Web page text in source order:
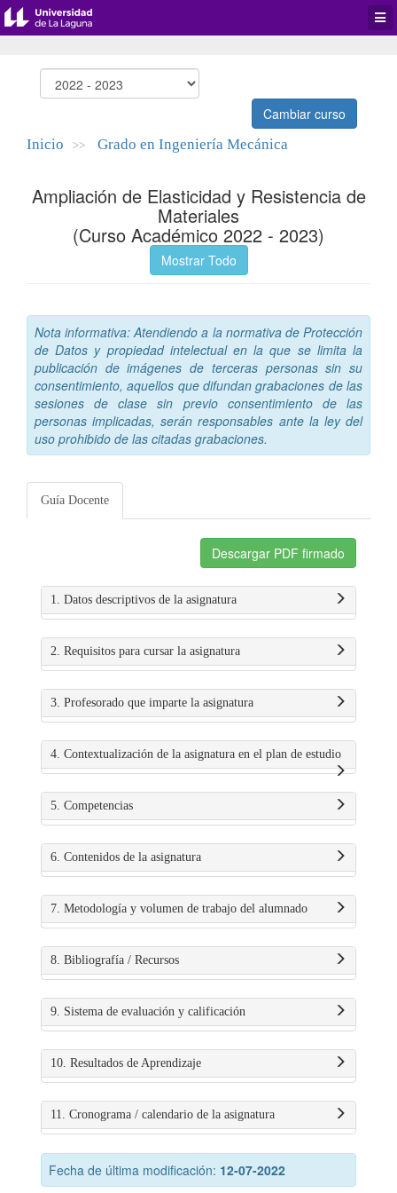
Cambiar curso
Inicio >> Grado en Ingeniería Mecánica
Ampliación de Elasticidad y Resistencia de
Materiales
(Curso Académico 2022 - 2023)
Mostrar Todo
Nota informativa: Atendiendo a la normativa de Protección
de Datos y propiedad intelectual en la que se limita la
publicación de imágenes de terceras personas sin su
consentimiento, aquellos que difundan grabaciones de las
sesiones de clase sin previo consentimiento de las
personas implicadas, serán responsables ante la ley del
uso prohibido de las citadas grabaciones.
Guía Docente
Descargar PDF firmado
1. Datos descriptivos de la asignatura
2. Requisitos para cursar la asignatura
3. Profesorado que imparte la asignatura
4. Contextualización de la asignatura en el plan de estudio
5. Competencias
6. Contenidos de la asignatura
7. Metodología y volumen de trabajo del alumnado
8. Bibliografía / Recursos
9. Sistema de evaluación y calificación
10. Resultados de Aprendizaje
11. Cronograma / calendario de la asignatura
Fecha de última modificación: 12-07-2022